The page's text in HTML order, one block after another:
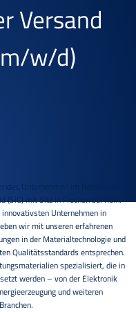
Versand
w/d)
Unternehmen im Bereich der
(SiC) mit Sitz in Frechen bei Köln.
Unternehmen in
wir mit unseren erfahrenen
in der Materialtechnologie und
Qualitätsstandards entsprechen.
spezialisiert, die in
werden – von der Elektronik
und weiteren